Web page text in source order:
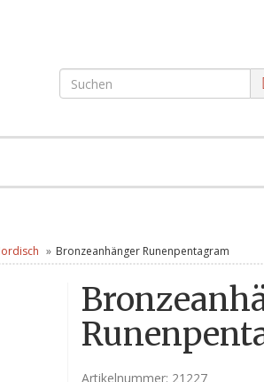
Bronzeanhänger Runenpentagram
Artikelnummer: 21227